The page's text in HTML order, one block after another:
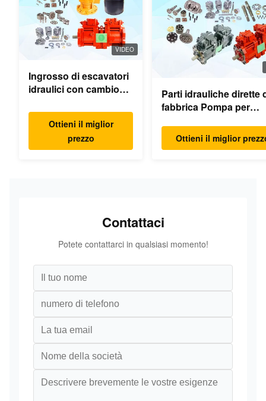
VIDEO
Ingrosso di escavatori
idraulici con cambio
oscillante per Hyundai
Yanmar Komatsu
Hitachi XCMG Liugong
SANY Volvo
Ottieni il miglior
prezzo
Parti idrauliche dirette
fabbrica Pompa per
pompa principale
PC/EX/EC/DH/DX/
Ottieni il miglior
Contattaci
Potete contattarci in qualsiasi momento!